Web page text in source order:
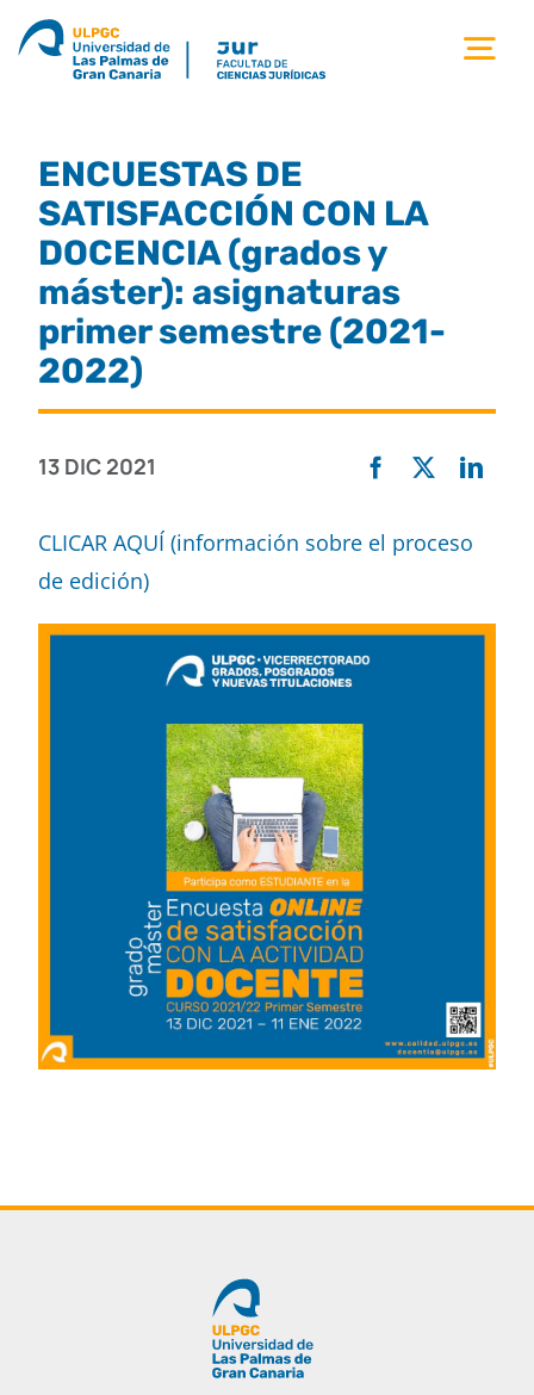
Saltar
titulaciones
estudiantes
ENCUESTAS DE
SATISFACCIÓN CON LA
DOCENCIA (grados y
máster): asignaturas
primer semestre (2021-
2022)
13 DIC 2021
CLICAR AQUÍ (información sobre el proceso
de edición)